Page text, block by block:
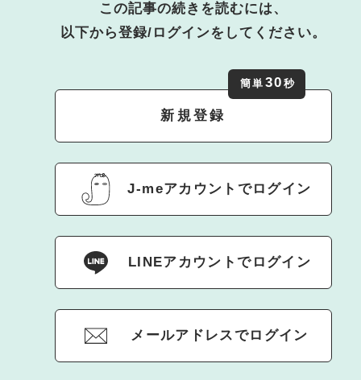
この記事の続きを読むには、
以下から登録/ログインをしてください。
新規登録
簡単 30 秒
J-meアカウントでログイン
LINEアカウントでログイン
メールアドレスでログイン